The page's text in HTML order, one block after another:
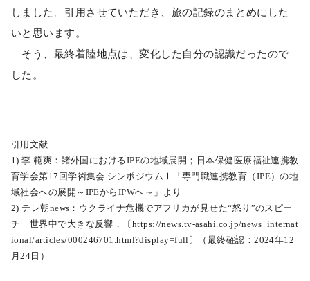
しました。引用させていただき、旅の記録のまとめにした
いと思います。
そう、最終着陸地点は、変化した自分の認識だったので
した。
引用文献
1) 李 範爽：諸外国におけるIPEの地域展開；日本保健医療福祉連携教
育学会第17回学術集会 シンポジウムⅠ「専門職連携教育（IPE）の地
域社会への展開～IPEからIPWへ～」より
2) テレ朝news：ウクライナ危機でアフリカが見せた“怒り”のスピー
チ 世界中で大きな反響，〔https://news.tv-asahi.co.jp/news_internat
ional/articles/000246701.html?display=full〕（最終確認：2024年12
月24日）